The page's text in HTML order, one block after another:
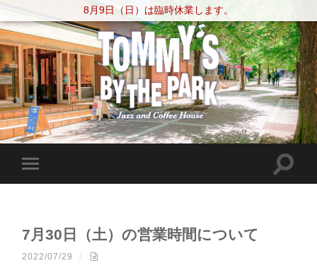
7月30日（土）の営業時間について
2022/07/29 /
8月9日（日）は臨時休業します。